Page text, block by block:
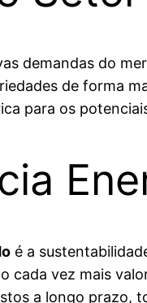
demandas do
de forma
para os
é a
vez mais
a longo prazo,